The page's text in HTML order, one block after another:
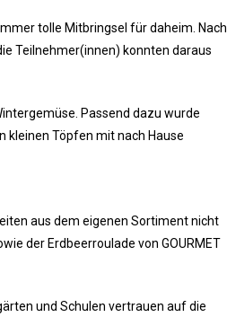
tolle Mitbringsel für daheim. Nach
Teilnehmer(innen) konnten daraus
Passend dazu wurde
kleinen Töpfen mit nach Hause
aus dem eigenen Sortiment nicht
der Erdbeerroulade von GOURMET
und Schulen vertrauen auf die